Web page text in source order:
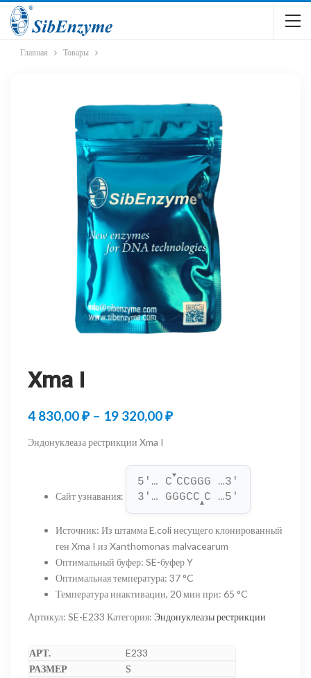
Главная Товары
Xma I
4 830,00₽ – 19 320,00₽Диапазон
830,00 ₽
–
19
320,00 ₽
Эндонуклеаза рестрикции Xma I
Сайт узнавания:
5'… C
▼
CCGGG …3'
3'… GGGCC▲C …5'
Источник: Из штамма E.coli несущего клонированный
ген Xma I из Xanthomonas malvacearum
Оптимальный буфер: SE-буфер Y
Оптимальная температура: 37 °C
Температура инактивации, 20 мин при: 65 °C
Артикул: SE-E233 Категория: Эндонуклеазы рестрикции
E233
S